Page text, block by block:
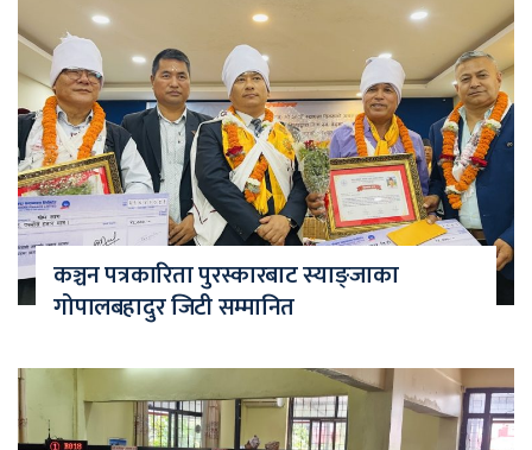
कञ्चन पत्रकारिता पुरस्कारबाट स्याङ्जाका
गोपालबहादुर जिटी सम्मानित